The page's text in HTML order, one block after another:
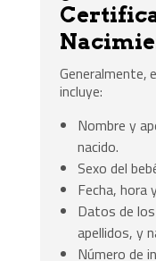
Generalmente,
incluye:
Nombre y
nacido.
Sexo del
Fecha, hora
Datos de
apellidos, y
Número de